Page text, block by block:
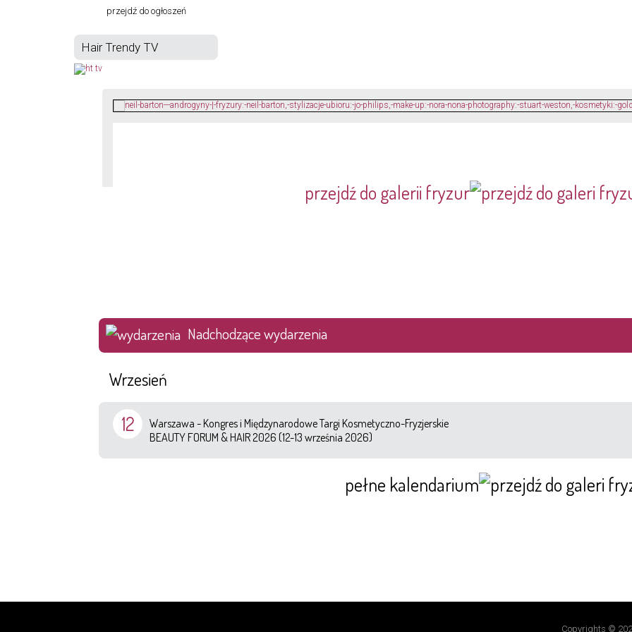
przejdź do ogłoszeń
Hair Trendy TV
przejdź do galerii fryzur
Nadchodzące wydarzenia
Wrzesień
12
Warszawa - Kongres i Międzynarodowe Targi Kosmetyczno-Fryzjerskie
BEAUTY FORUM & HAIR 2026 (12-13 września 2026)
pełne kalendarium
Copyrights ©